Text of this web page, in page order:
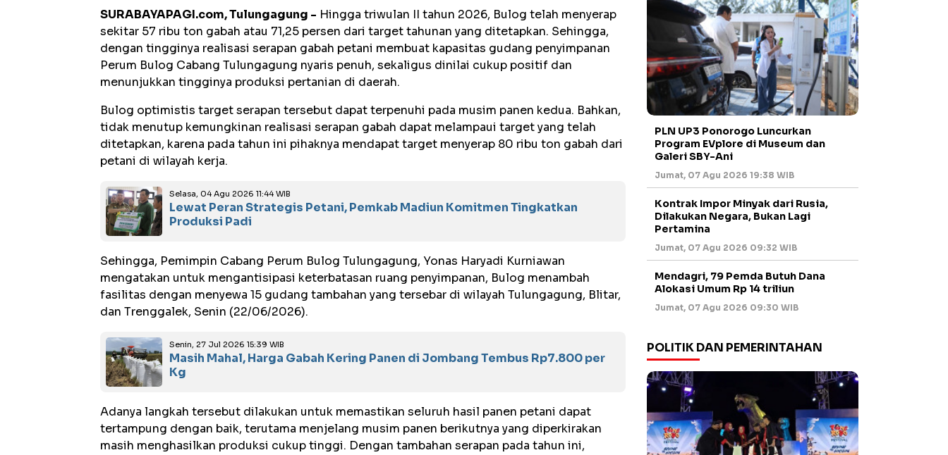
SURABAYAPAGI.com, Tulungagung - Hingga triwulan II tahun 2026, Bulog telah menyerap
sekitar 57 ribu ton gabah atau 71,25 persen dari target tahunan yang ditetapkan. Sehingga,
dengan tingginya realisasi serapan gabah petani membuat kapasitas gudang penyimpanan
Perum Bulog Cabang Tulungagung nyaris penuh, sekaligus dinilai cukup positif dan
menunjukkan tingginya produksi pertanian di daerah.
Bulog optimistis target serapan tersebut dapat terpenuhi pada musim panen kedua. Bahkan,
tidak menutup kemungkinan realisasi serapan gabah dapat melampaui target yang telah
ditetapkan, karena pada tahun ini pihaknya mendapat target menyerap 80 ribu ton gabah dari
petani di wilayah kerja.
Selasa, 04 Agu 2026 11:44 WIB
Lewat Peran Strategis Petani, Pemkab Madiun Komitmen Tingkatkan
Produksi Padi
Sehingga, Pemimpin Cabang Perum Bulog Tulungagung, Yonas Haryadi Kurniawan
mengatakan untuk mengantisipasi keterbatasan ruang penyimpanan, Bulog menambah
fasilitas dengan menyewa 15 gudang tambahan yang tersebar di wilayah Tulungagung, Blitar,
dan Trenggalek, Senin (22/06/2026).
Senin, 27 Jul 2026 15:39 WIB
Masih Mahal, Harga Gabah Kering Panen di Jombang Tembus Rp7.800 per
Kg
Adanya langkah tersebut dilakukan untuk memastikan seluruh hasil panen petani dapat
tertampung dengan baik, terutama menjelang musim panen berikutnya yang diperkirakan
masih menghasilkan produksi cukup tinggi. Dengan tambahan serapan pada tahun ini,
PLN UP3 Ponorogo Luncurkan
Program EVplore di Museum dan
Galeri SBY-Ani
Jumat, 07 Agu 2026 19:38 WIB
Kontrak Impor Minyak dari Rusia,
Dilakukan Negara, Bukan Lagi
Pertamina
Jumat, 07 Agu 2026 09:32 WIB
Mendagri, 79 Pemda Butuh Dana
Alokasi Umum Rp 14 triliun
Jumat, 07 Agu 2026 09:30 WIB
POLITIK DAN PEMERINTAHAN